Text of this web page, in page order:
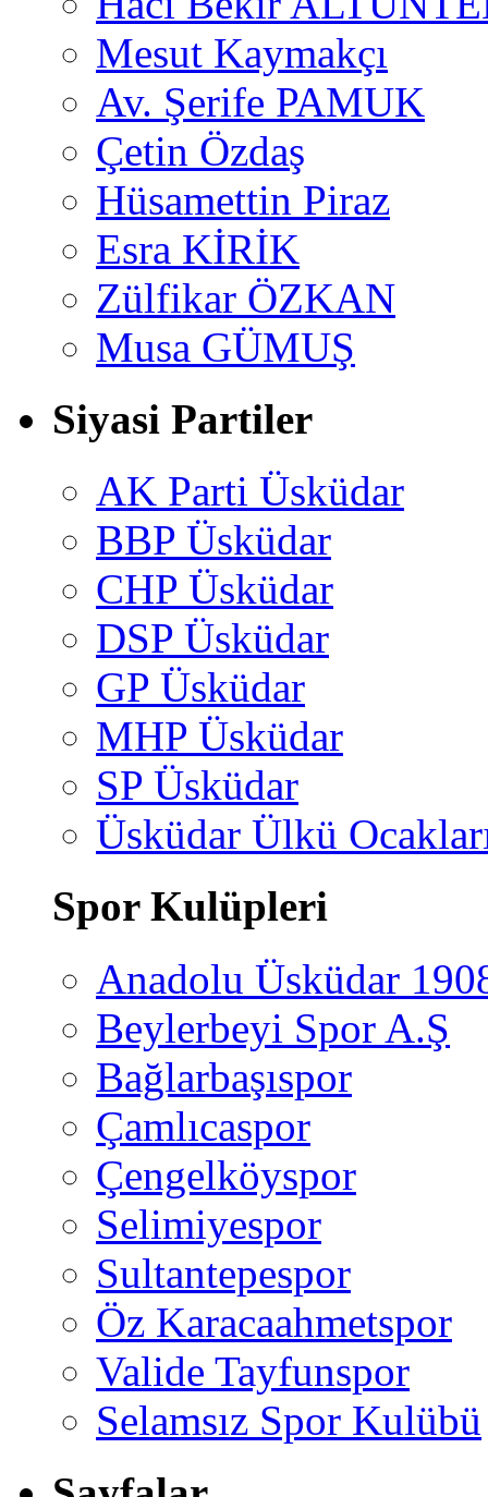
Mesut Kaymakçı
Av. Şerife PAMUK
Çetin Özdaş
Hüsamettin Piraz
Esra KİRİK
Zülfikar ÖZKAN
Musa GÜMUŞ
Siyasi Partiler
AK Parti Üsküdar
BBP Üsküdar
CHP Üsküdar
DSP Üsküdar
GP Üsküdar
MHP Üsküdar
SP Üsküdar
Üsküdar Ülkü
Spor Kulüpleri
Anadolu Üsküdar
Beylerbeyi Spor A.Ş
Bağlarbaşıspor
Çamlıcaspor
Çengelköyspor
Selimiyespor
Sultantepespor
Öz Karacaahmetspor
Valide Tayfunspor
Selamsız Spor Kulübü